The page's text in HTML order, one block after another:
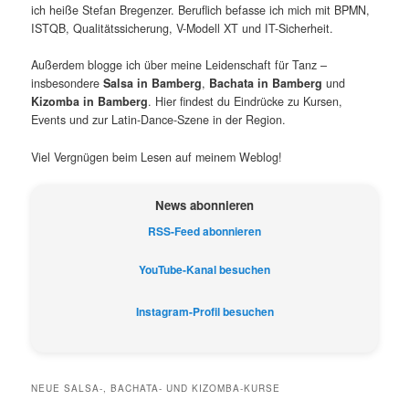
ich heiße Stefan Bregenzer. Beruflich befasse ich mich mit BPMN,
ISTQB, Qualitätssicherung, V-Modell XT und IT-Sicherheit.
Außerdem blogge ich über meine Leidenschaft für Tanz –
insbesondereSalsa in Bamberg, Bachata in Bamberg und
Kizomba in Bamberg. Hier findest du Eindrücke zu Kursen,
Events und zur Latin-Dance-Szene in der Region.
Viel Vergnügen beim Lesen auf meinem Weblog!
News abonnieren
RSS-Feed abonnieren
YouTube-Kanal besuchen
Instagram-Profil besuchen
NEUE SALSA-, BACHATA- UND KIZOMBA-KURSE